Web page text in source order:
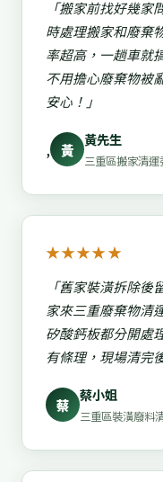
「搬家前找好幾
時處理搬家和廢棄
率超高，一趟車就
不用擔心廢棄物被
安心！」
, 黃
黃先生
三重區搬家清運
★★★★★
「舊家裝潢拆除
家來三重廢棄物清
矽酸鈣板都分開處
有條理，現場清完
蔡
蔡小姐
三重區裝潢廢料